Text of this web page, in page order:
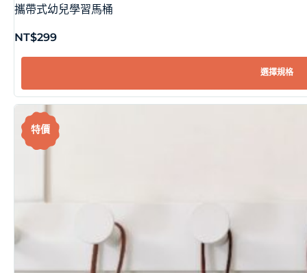
攜帶式幼兒學習馬桶
NT$299
選擇規格
特價